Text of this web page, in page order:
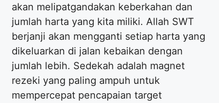
akan melipatgandakan keberkahan dan
jumlah harta yang kita miliki. Allah SWT
berjanji akan mengganti setiap harta yang
dikeluarkan di jalan kebaikan dengan
jumlah lebih. Sedekah adalah magnet
rezeki yang paling ampuh untuk
mempercepat pencapaian target